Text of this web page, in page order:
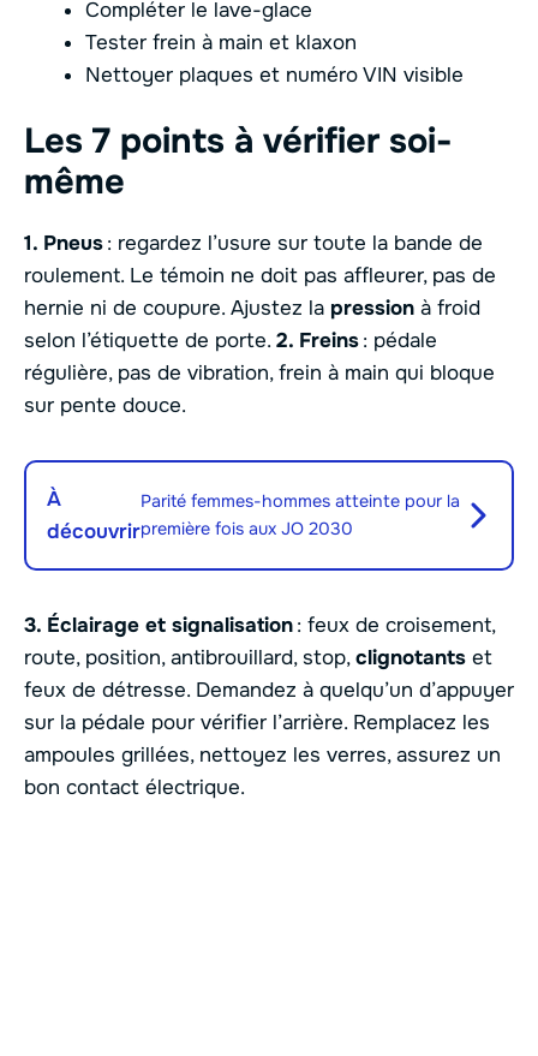
Compléter le lave-glace
Tester frein à main et klaxon
Nettoyer plaques et numéro VIN visible
Les 7 points à vérifier soi-
même
1. Pneus: regardez l’usure sur toute la bande de
roulement. Le témoin ne doit pas affleurer, pas de
hernie ni de coupure. Ajustez la pression à froid
selon l’étiquette de porte. 2. Freins: pédale
régulière, pas de vibration, frein à main qui bloque
sur pente douce.
À
découvrir
Parité femmes-hommes atteinte pour la
première fois aux JO 2030
3. Éclairage et signalisation: feux de croisement,
route, position, antibrouillard, stop,clignotants et
feux de détresse. Demandez à quelqu’un d’appuyer
sur la pédale pour vérifier l’arrière. Remplacez les
ampoules grillées, nettoyez les verres, assurez un
bon contact électrique.